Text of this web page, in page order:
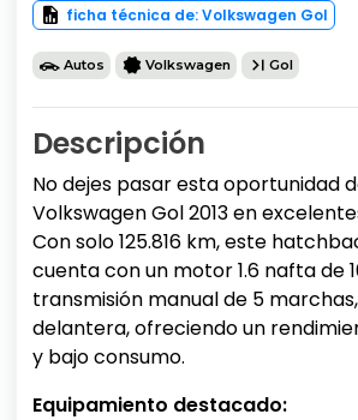
ficha técnica de: Volkswagen Gol
Autos Volkswagen Gol
Descripción
No dejes pasar esta oportunidad
Volkswagen Gol 2013 en
Con solo 125.816 km, este
cuenta con un motor 1.6 nafta de
transmisión manual de 5
delantera, ofreciendo un
y bajo consumo.
Equipamiento destacado: